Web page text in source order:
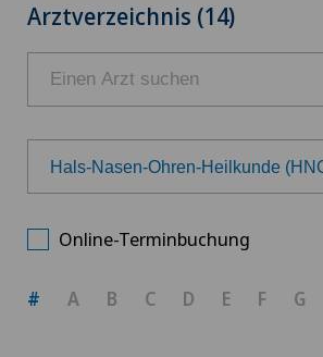
Arztverzeichnis (14)
Hals-Nasen-Ohren-Heilkunde
Online-Terminbuchung
# A B C D E F G